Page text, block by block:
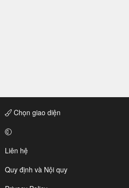
Chọn giao diện
Liên hệ
Quy định và Nội quy